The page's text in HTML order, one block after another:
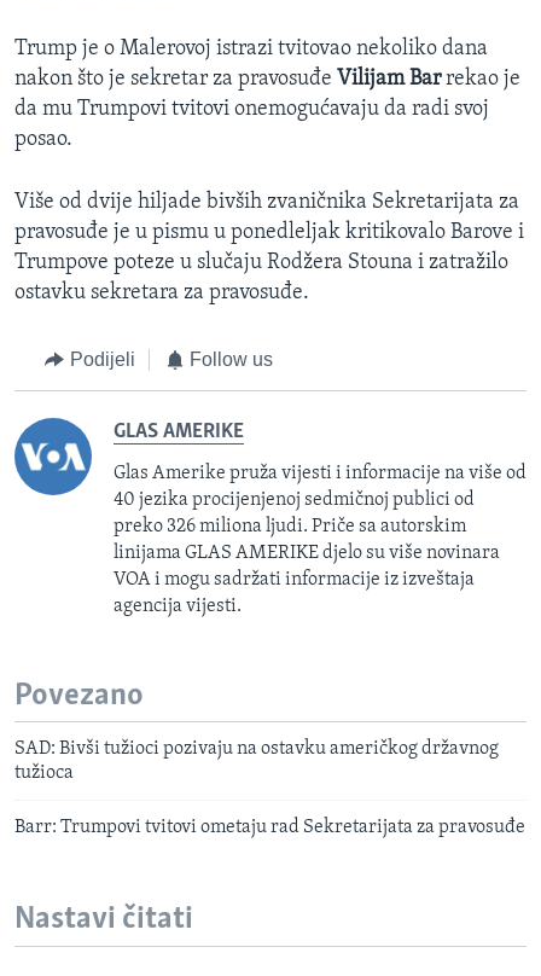
Trump je o Malerovoj istrazi tvitovao nekoliko dana
nakon što je sekretar za pravosuđe Vilijam Barrekao je
da mu Trumpovi tvitovi onemogućavaju da radi svoj
posao.
Više od dvije hiljade bivših zvaničnika Sekretarijata za
pravosuđe je u pismu u ponedleljak kritikovalo Barove i
Trumpove poteze u slučaju Rodžera Stouna i zatražilo
ostavku sekretara za pravosuđe.
Podijeli Follow us
GLAS AMERIKE
Glas Amerike pruža vijesti i informacije na više od
40 jezika procijenjenoj sedmičnoj publici od
preko 326 miliona ljudi. Priče sa autorskim
linijama GLAS AMERIKE djelo su više novinara
VOA i mogu sadržati informacije iz izveštaja
agencija vijesti.
Povezano
SAD: Bivši tužioci pozivaju na ostavku američkog državnog
tužioca
Barr: Trumpovi tvitovi ometaju rad Sekretarijata za pravosuđe
Nastavi čitati